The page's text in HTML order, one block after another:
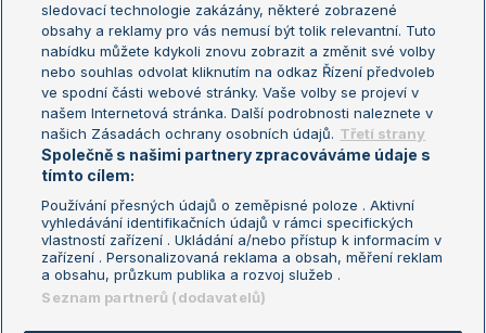
Turnaj mistryň
Aktualní trendy
Fotbalové přestupy
Livesport Daily
LS Prague Open
Podmínky užití
Nastavení soukromí
GDPR a žurnalistika
Reklama
Kontakt
Informace o zpracování osobních
údajů
sledovací technologie zakázány, některé zobrazené
obsahy a reklamy pro vás nemusí být tolik relevantní. Tuto
nabídku můžete kdykoli znovu zobrazit a změnit své volby
nebo souhlas odvolat kliknutím na odkaz Řízení předvoleb
ve spodní části webové stránky. Vaše volby se projeví v
našem Internetová stránka. Další podrobnosti naleznete v
našich Zásadách ochrany osobních údajů. Třetí strany
Společně s našimi partnery zpracováváme údaje s
tímto cílem:
Používání přesných údajů o zeměpisné poloze . Aktivní
vyhledávání identifikačních údajů v rámci specifických
vlastností zařízení . Ukládání a/nebo přístup k informacím v
zařízení . Personalizovaná reklama a obsah, měření reklam
a obsahu, průzkum publika a rozvoj služeb .
Seznam partnerů (dodavatelů)